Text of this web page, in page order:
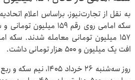
به نقل از تجارت‌نیوز، براساس اعلام
سکه امامی روی رقم ۱۵۹
۱۵۷ میلیون تومانی معامله شدند.
افت یک میلیون و ۵۰۰ هزار تومانی داشت.